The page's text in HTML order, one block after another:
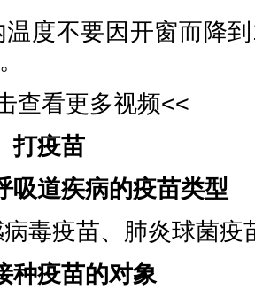
温度不要因开窗而降
看更多视频<<
打疫苗
吸道疾病的疫苗类型
毒疫苗、肺炎球菌疫
种疫苗的对象